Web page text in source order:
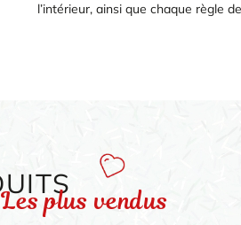
l’intérieur, ainsi que chaque règle
Les plus vendus